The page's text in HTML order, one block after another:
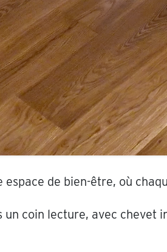
de bien-être, où
un coin lecture, avec